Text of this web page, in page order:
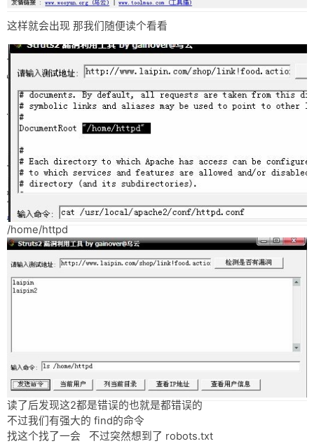
这样就会出现 那我们随便读个看看
/home/httpd
读了后发现这2都是错误的也就是都错误的
不过我们有强大的 find的命令
找这个找了一会 不过突然想到了 robots.txt